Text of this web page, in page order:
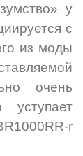
у
с
из моды
очень
r